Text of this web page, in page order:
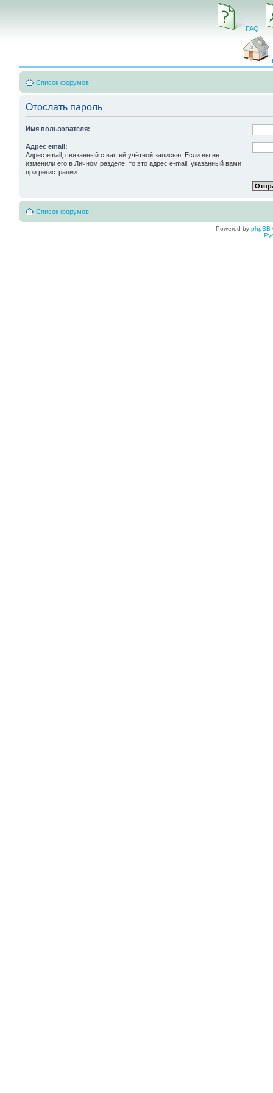
FAQ
Список форумов
Отослать пароль
Имя пользователя:
Адрес email:
Адрес email, связанный с вашей учётной записью. Если вы не
изменили его в Личном разделе, то это адрес e-mail, указанный вами
при регистрации.
Список форумов
Powered by phpBB